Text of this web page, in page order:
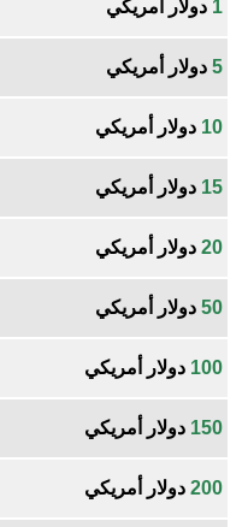
1 دولار أمريكي
5 دولار أمريكي
10 دولار أمريكي
15 دولار أمريكي
20 دولار أمريكي
50 دولار أمريكي
100 دولار أمريكي
150 دولار أمريكي
200 دولار أمريكي